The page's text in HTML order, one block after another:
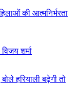
की आत्मनिर्भरता
शर्मा
हरियाली बढ़ेगी तो